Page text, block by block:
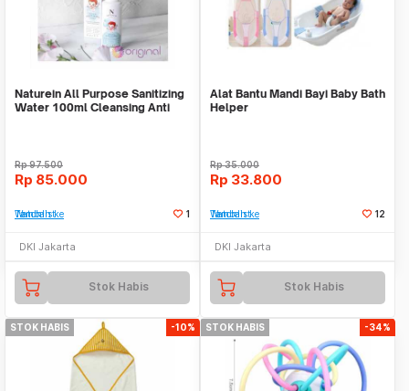
Naturein All Purpose Sanitizing
Water 100ml Cleansing Anti
Rp97.500
Rp 85.000
Tambah ke Watchlist 1
DKI Jakarta
Stok Habis
Alat Bantu Mandi Bayi Baby Bath
Helper
Rp35.000
Rp 33.800
Tambah ke Watchlist 12
DKI Jakarta
Stok Habis
STOK HABIS -10% STOK HABIS -34%